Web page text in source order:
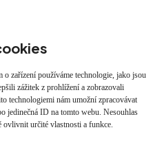
zařízení používáme technologie, jako jsou
zážitek z prohlížení a zobrazovali
technologiemi nám umožní zpracovávat
jedinečná ID na tomto webu. Nesouhlas
určité vlastnosti a funkce.
jste již při demolici)
a geodetickým zaměřením